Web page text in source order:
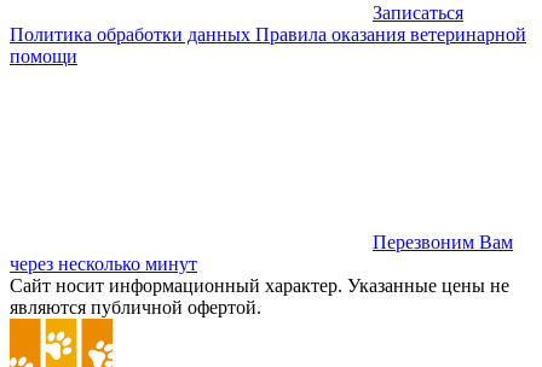
Записаться
Политика обработки данных Правила оказания ветеринарной
помощи
Перезвоним Вам
через несколько минут
Сайт носит информационный характер. Указанные цены не
являются публичной офертой.